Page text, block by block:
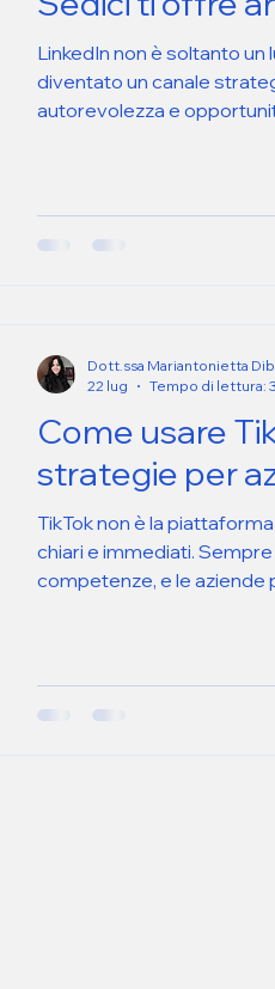
LinkedIn non è soltanto
diventato un canale
autorevolezza e
Come usare
strategie per
TikTok non è la
chiari e immediati.
competenze, e le
Dott.ssa Mariantonietta
22 lug
Tempo di lettura: